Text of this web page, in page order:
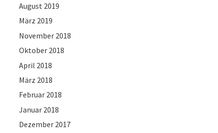
August 2019
März 2019
November 2018
Oktober 2018
April 2018
März 2018
Februar 2018
Januar 2018
Dezember 2017